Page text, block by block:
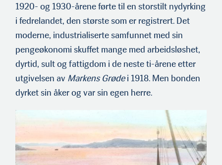
1920- og 1930-årene førte til en storstilt nydyrking
i fedrelandet, den største som er registrert. Det
moderne, industrialiserte samfunnet med sin
pengeøkonomi skuffet mange med arbeidsløshet,
dyrtid, sult og fattigdom i de neste ti-årene etter
utgivelsen av Markens Grødei 1918. Men bonden
dyrket sin åker og var sin egen herre.